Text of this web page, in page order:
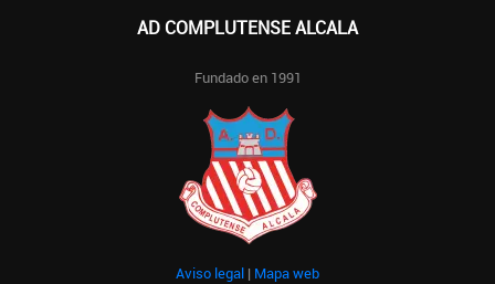
AD COMPLUTENSE ALCALA
Fundado en 1991
Aviso legal | Mapa web